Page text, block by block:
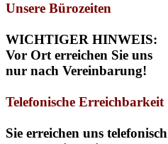
Unsere Bürozeiten
WICHTIGER HINWEIS:
Vor Ort erreichen Sie uns
nur nach Vereinbarung!
Telefonische Erreichbarkeit
Sie erreichen uns telefonisch